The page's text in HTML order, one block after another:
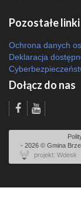
Pozostałe linki
Ochrona danych
Deklaracja
Dołącz do nas
- 2026 © Gmina
projekt: Wdesk